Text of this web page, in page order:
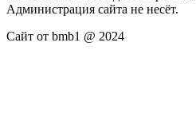
Администрация сайта не несёт.
Сайт от bmb1 @ 2024